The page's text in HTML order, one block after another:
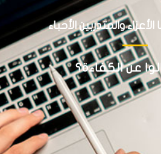
عن الكفاءة؟
والمتدربين الأحباء